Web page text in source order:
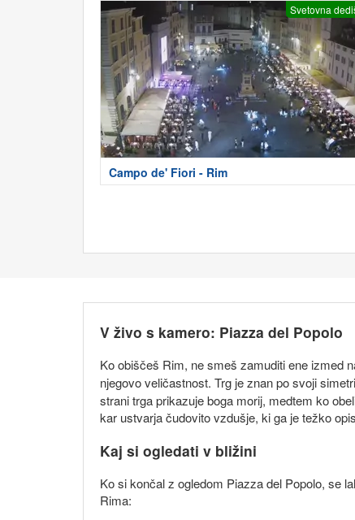
Svetovna
Campo de' Fiori - Rim
V živo s kamero: Piazza del Popolo
Ko obiščeš Rim, ne smeš zamuditi ene izmed
njegovo veličastnost. Trg je znan po svoji
strani trga prikazuje boga morij, medtem ko
kar ustvarja čudovito vzdušje, ki ga je težko
Kaj si ogledati v bližini
Ko si končal z ogledom Piazza del Popolo, se
Rima: